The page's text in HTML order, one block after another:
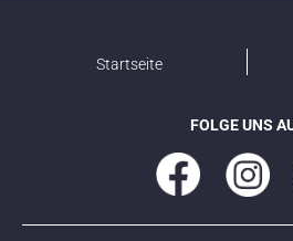
Startseite
FOLGE UNS